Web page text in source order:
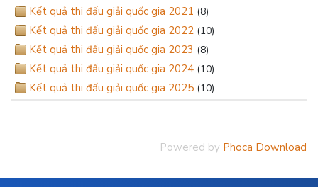
Kết quả thi đấu giải quốc gia 2021 (8)
Kết quả thi đấu giải quốc gia 2022 (10)
Kết quả thi đấu giải quốc gia 2023 (8)
Kết quả thi đấu giải quốc gia 2024 (10)
Kết quả thi đấu giải quốc gia 2025 (10)
Powered by Phoca Download